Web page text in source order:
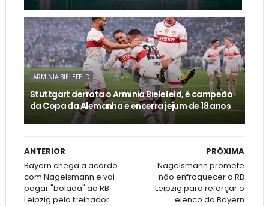
ARMINIA BIELEFELD
Stuttgart derrota o Arminia Bielefeld, é campeão
da Copa da Alemanha e encerra jejum de 18 anos
PRÓXIMA
Nagelsmann promete
não enfraquecer o RB
Leipzig para reforçar o
elenco do Bayern
ANTERIOR
Bayern chega a acordo
com Nagelsmann e vai
pagar "bolada" ao RB
Leipzig pelo treinador